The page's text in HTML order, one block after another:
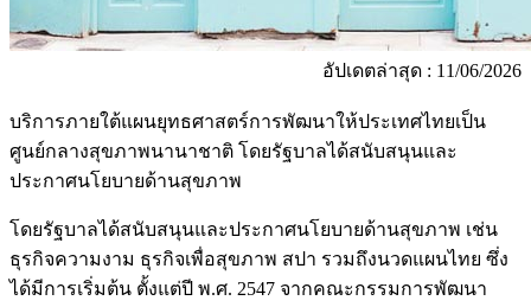
อัปเดตล่าสุด : 11/06/2026
บริการภายใต้แผนยุทธศาสตร์การพัฒนาให้ประเทศไทยเป็น
ศูนย์กลางสุขภาพนานาชาติ โดยรัฐบาลได้สนับสนุนและ
ประกาศนโยบายด้านสุขภาพ
โดยรัฐบาลได้สนับสนุนและประกาศนโยบายด้านสุขภาพ เช่น
ธุรกิจความงาม ธุรกิจเพื่อสุขภาพ สปา รวมถึงนวดแผนไทย ซึ่ง
ได้มีการเริ่มต้น ตั้งแต่ปี พ.ศ. 2547 จากคณะกรรมการพัฒนา